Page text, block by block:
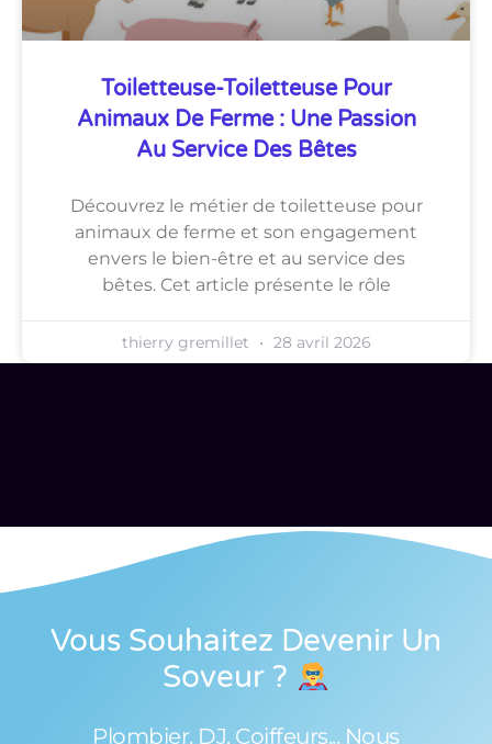
Toiletteuse-Toiletteuse Pour
Animaux De Ferme : Une Passion
Au Service Des Bêtes
Découvrez le métier de toiletteuse pour
animaux de ferme et son engagement
envers le bien-être et au service des
bêtes. Cet article présente le rôle
thierry gremillet 28 avril 2026
Vous Souhaitez Devenir Un
Soveur ?
Plombier, DJ, Coiffeurs... Nous